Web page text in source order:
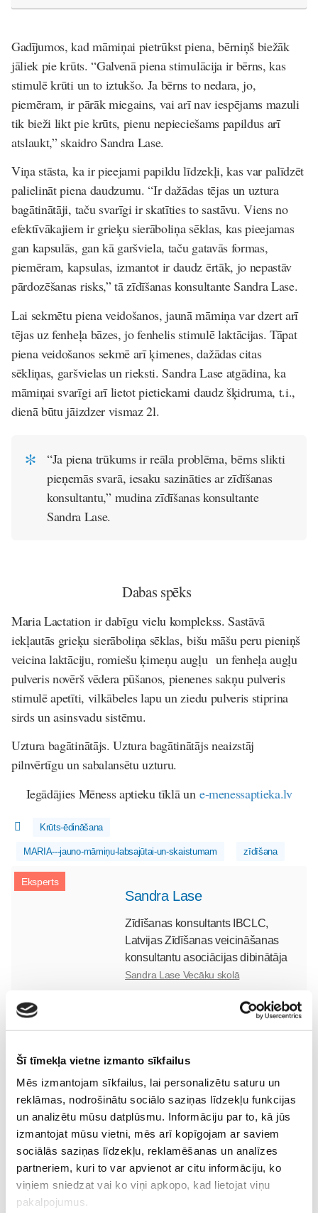
Šī tīmekļa vietne izmanto sīkfailus
Mēs izmantojam sīkfailus, lai personalizētu saturu un
reklāmas, nodrošinātu sociālo saziņas līdzekļu funkcijas
un analizētu mūsu datplūsmu. Informāciju par to, kā jūs
izmantojat mūsu vietni, mēs arī kopīgojam ar saviem
sociālās saziņas līdzekļu, reklamēšanas un analīzes
partneriem, kuri to var apvienot ar citu informāciju, ko
viņiem sniedzat vai ko viņi apkopo, kad lietojat viņu
pakalpojumus.
Gadījumos, kad māmiņai pietrūkst piena, bērniņš biežāk
jāliek pie krūts. “Galvenā piena stimulācija ir bērns, kas
stimulē krūti un to iztukšo. Ja bērns to nedara, jo,
piemēram, ir pārāk miegains, vai arī nav iespējams mazuli
tik bieži likt pie krūts, pienu nepieciešams papildus arī
atslaukt,” skaidro Sandra Lase.
Viņa stāsta, ka ir pieejami papildu līdzekļi, kas var palīdzēt
palielināt piena daudzumu. “Ir dažādas tējas un uztura
bagātinātāji, taču svarīgi ir skatīties to sastāvu. Viens no
efektīvākajiem ir grieķu sierāboliņa sēklas, kas pieejamas
gan kapsulās, gan kā garšviela, taču gatavās formas,
piemēram, kapsulas, izmantot ir daudz ērtāk, jo nepastāv
pārdozēšanas risks,” tā zīdīšanas konsultante Sandra Lase.
Lai sekmētu piena veidošanos, jaunā māmiņa var dzert arī
tējas uz fenheļa bāzes, jo fenhelis stimulē laktācijas. Tāpat
piena veidošanos sekmē arī ķimenes, dažādas citas
sēkliņas, garšvielas un rieksti. Sandra Lase atgādina, ka
māmiņai svarīgi arī lietot pietiekami daudz šķidruma, t.i.,
dienā būtu jāizdzer vismaz 2l.
“Ja piena trūkums ir reāla problēma, bērns slikti
pieņemās svarā, iesaku sazināties ar zīdīšanas
konsultantu,” mudina zīdīšanas konsultante
Sandra Lase.
Dabas spēks
Maria Lactation ir dabīgu vielu komplekss. Sastāvā
iekļautās grieķu sierāboliņa sēklas, bišu māšu peru pieniņš
veicina laktāciju, romiešu ķimeņu augļu un fenheļa augļu
pulveris novērš vēdera pūšanos, pienenes sakņu pulveris
stimulē apetīti, vilkābeles lapu un ziedu pulveris stiprina
sirds un asinsvadu sistēmu.
Uztura bagātinātājs. Uztura bagātinātājs neaizstāj
pilnvērtīgu un sabalansētu uzturu.
Iegādājies Mēness aptieku tīklā un e-menessaptieka.lv
Krūts-ēdināšana
MARIA---jauno-māmiņu-labsajūtai-un-skaistumam zīdīšana
Eksperts
Sandra Lase
Zīdīšanas konsultants IBCLC,
Latvijas Zīdīšanas veicināšanas
konsultantu asociācijas dibinātāja
Sandra Lase Vecāku skolā
Lasi vēl
Pasaules zīdīšanas nedēļa: kā sagatavoties zīdīšanai
un kāpēc atbalsts mammai ir tikpat svarīgs kā atbalsts
mazulim
Jaundzimušais
03. Aug 14:36